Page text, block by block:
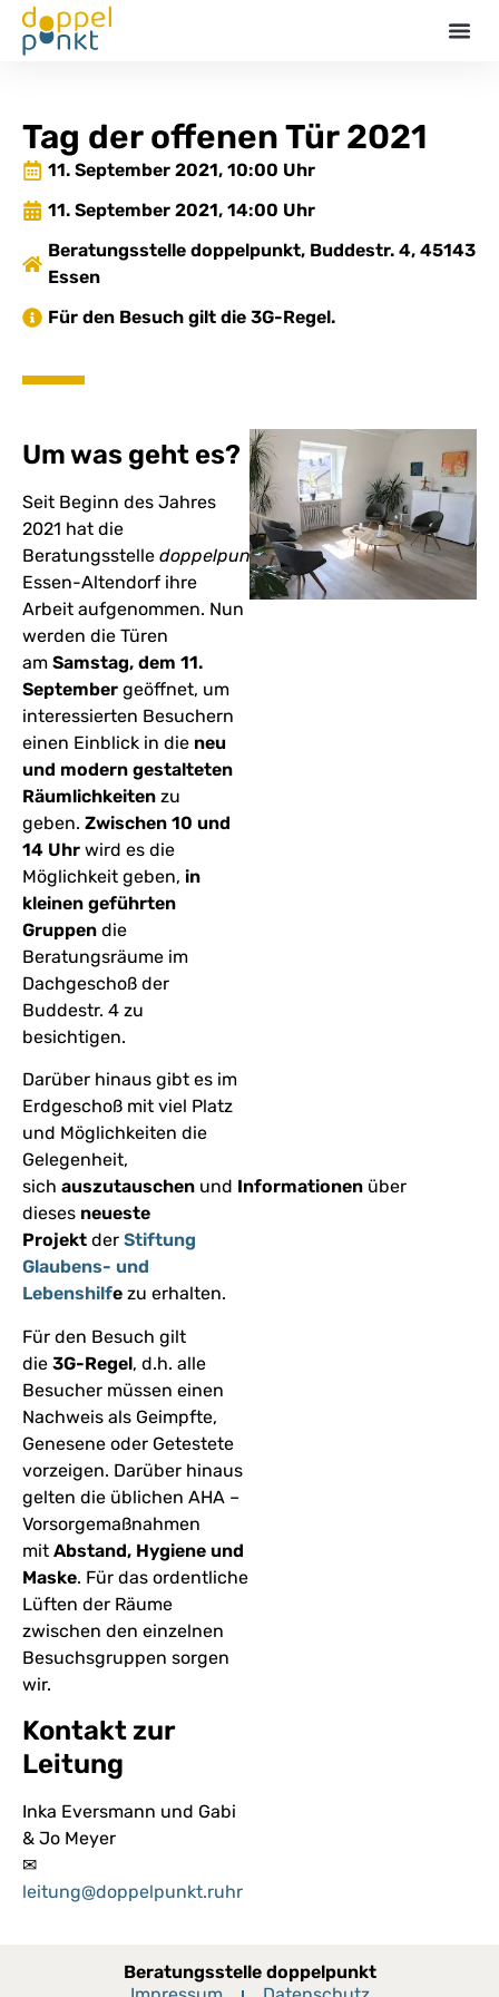
Tag der offenen Tür 2021
11. September 2021, 10:00 Uhr
11. September 2021, 14:00 Uhr
Beratungsstelle doppelpunkt, Buddestr. 4, 45143
Essen
Für den Besuch gilt die 3G-Regel.
Um was geht es?
Seit Beginn des Jahres
2021 hat die
Beratungsstelle doppelpunktin
Essen-Altendorf ihre
Arbeit aufgenommen. Nun
werden die Türen
am Samstag, dem 11.
September geöffnet, um
interessierten Besuchern
einen Einblick in die neu
und modern gestalteten
Räumlichkeiten zu
geben. Zwischen 10 und
14 Uhr wird es die
Möglichkeit geben, in
kleinen geführten
Gruppen die
Beratungsräume im
Dachgeschoß der
Buddestr. 4 zu
besichtigen.
Darüber hinaus gibt es im
Erdgeschoß mit viel Platz
und Möglichkeiten die
Gelegenheit,
sich auszutauschen und Informationen über
dieses neueste
Projekt der Stiftung
Glaubens- und
Lebenshilfe zu erhalten.
Für den Besuch gilt
die 3G-Regel, d.h. alle
Besucher müssen einen
Nachweis als Geimpfte,
Genesene oder Getestete
vorzeigen. Darüber hinaus
gelten die üblichen AHA –
Vorsorgemaßnahmen
mit Abstand, Hygiene und
Maske. Für das ordentliche
Lüften der Räume
zwischen den einzelnen
Besuchsgruppen sorgen
wir.
Kontakt zur
Leitung
Inka Eversmann und Gabi
& Jo Meyer
✉
leitung@doppelpunkt.ruhr
Beratungsstelle doppelpunkt